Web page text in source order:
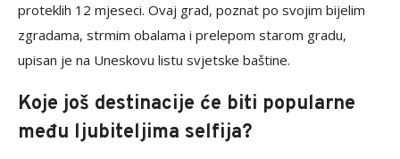
proteklih 12 mjeseci. Ovaj grad, poznat po svojim bijelim
zgradama, strmim obalama i prelepom starom gradu,
upisan je na Uneskovu listu svjetske baštine.
Koje još destinacije će biti popularne
među ljubiteljima selfija?